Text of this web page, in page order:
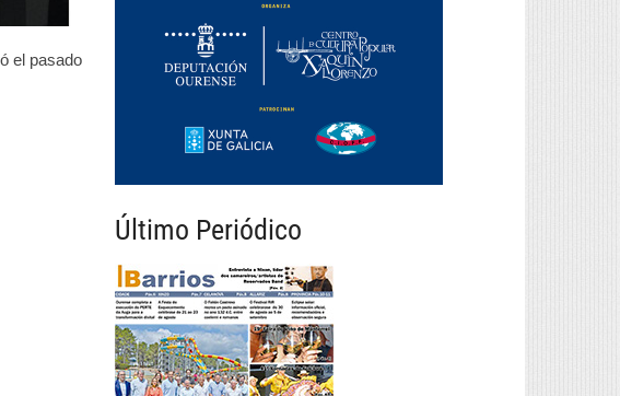
el pasado
Último Periódico